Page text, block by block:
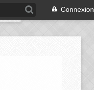
Connexion